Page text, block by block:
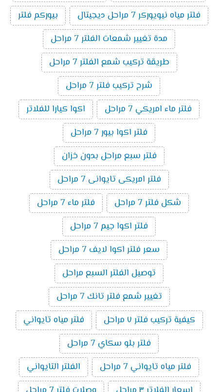
فلتر مياه نيويوركر 7 مراحل ديجيتال
بيوركم فلتر
مدة تغيير شمعات الفلتر 7 مراحل
طريقة تركيب شمع الفلتر 7 مراحل
شرح تركيب فلتر 7 مراحل
فلتر ماء امريكي 7 مراحل
اكوا كيارا للفلاتر
فلتر اكوا بيور 7 مراحل
فلتر سبع مراحل بدون خزان
فلتر امريكى تايوانى 7 مراحل
شكل فلتر 7 مراحل
فلتر ماء 7 مراحل
فلتر اكوا جيم 7 مراحل
سعر فلتر اكوا لايف 7 مراحل
توصيل الفلتر السبع مراحل
تغيير شمع فلتر تانك 7 مراحل
كيفية تركيب فلتر ٧ مراحل
فلتر مياه تايواني
فلتر بلو سكاي 7 مراحل
فلتر مياه تايواني 7 مراحل
الفلتر التايواني